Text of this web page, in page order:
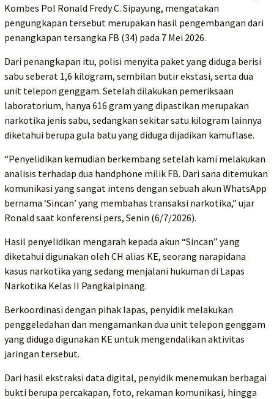
Kombes Pol Ronald Fredy C. Sipayung, mengatakan
pengungkapan tersebut merupakan hasil pengembangan dari
penangkapan tersangka FB (34) pada 7 Mei 2026.
Dari penangkapan itu, polisi menyita paket yang diduga berisi
sabu seberat 1,6 kilogram, sembilan butir ekstasi, serta dua
unit telepon genggam. Setelah dilakukan pemeriksaan
laboratorium, hanya 616 gram yang dipastikan merupakan
narkotika jenis sabu, sedangkan sekitar satu kilogram lainnya
diketahui berupa gula batu yang diduga dijadikan kamuflase.
“Penyelidikan kemudian berkembang setelah kami melakukan
analisis terhadap dua handphone milik FB. Dari sana ditemukan
komunikasi yang sangat intens dengan sebuah akun WhatsApp
bernama ‘Sincan’ yang membahas transaksi narkotika,” ujar
Ronald saat konferensi pers, Senin (6/7/2026).
Hasil penyelidikan mengarah kepada akun “Sincan” yang
diketahui digunakan oleh CH alias KE, seorang narapidana
kasus narkotika yang sedang menjalani hukuman di Lapas
Narkotika Kelas II Pangkalpinang.
Berkoordinasi dengan pihak lapas, penyidik melakukan
penggeledahan dan mengamankan dua unit telepon genggam
yang diduga digunakan KE untuk mengendalikan aktivitas
jaringan tersebut.
Dari hasil ekstraksi data digital, penyidik menemukan berbagai
bukti berupa percakapan, foto, rekaman komunikasi, hingga